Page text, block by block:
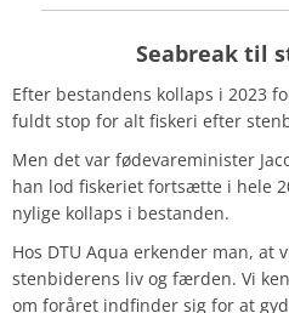
Seabreak til
Efter bestandens kollaps i 2023
fuldt stop for alt fiskeri efter
Men det var fødevareminister
han lod fiskeriet fortsætte i hele
nylige kollaps i bestanden.
Hos DTU Aqua erkender man, at
stenbiderens liv og færden. Vi
om foråret indfinder sig for at